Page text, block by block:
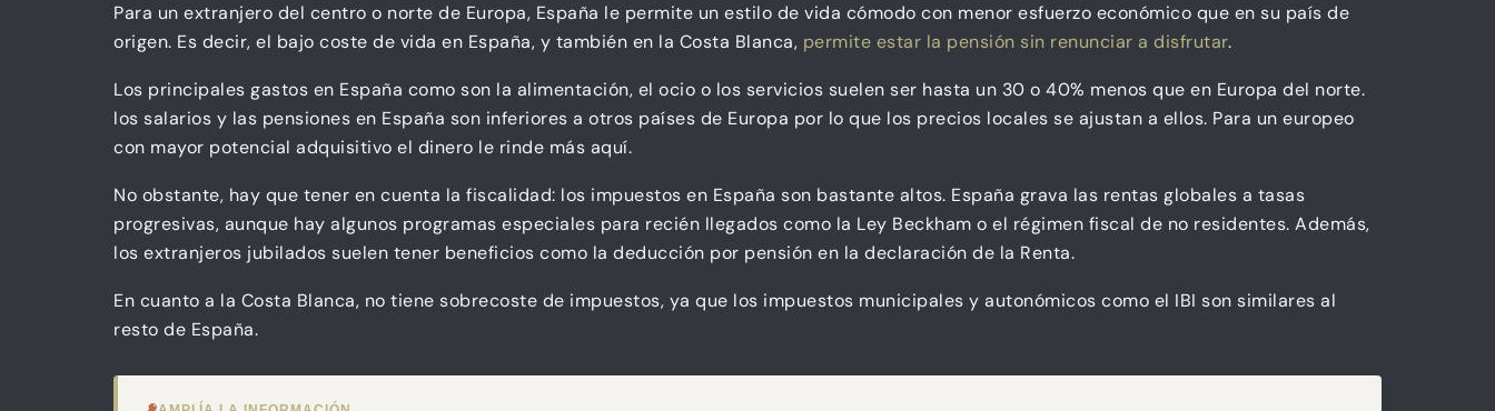
Para un extranjero del centro o norte de Europa, España le permite un estilo de vida cómodo con menor esfuerzo económico que en su país de
origen. Es decir, el bajo coste de vida en España, y también en la Costa Blanca, permite estar la pensión sin renunciar a disfrutar.
Los principales gastos en España como son la alimentación, el ocio o los servicios suelen ser hasta un 30 o 40% menos que en Europa del norte.
los salarios y las pensiones en España son inferiores a otros países de Europa por lo que los precios locales se ajustan a ellos. Para un europeo
con mayor potencial adquisitivo el dinero le rinde más aquí.
No obstante, hay que tener en cuenta la fiscalidad: los impuestos en España son bastante altos. España grava las rentas globales a tasas
progresivas, aunque hay algunos programas especiales para recién llegados como la Ley Beckham o el régimen fiscal de no residentes. Además,
los extranjeros jubilados suelen tener beneficios como la deducción por pensión en la declaración de la Renta.
En cuanto a la Costa Blanca, no tiene sobrecoste de impuestos, ya que los impuestos municipales y autonómicos como el IBI son similares al
resto de España.